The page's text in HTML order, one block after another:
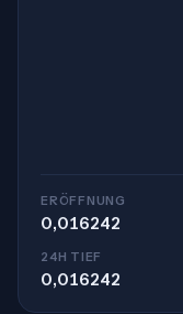
ERÖFFNUNG
0,016242
24H TIEF
0,016242